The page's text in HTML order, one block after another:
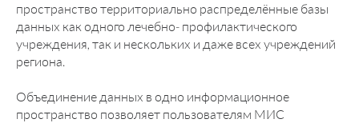
пространство территориально распределённые базы
данных как одного лечебно- профилактического
учреждения, так и нескольких и даже всех учреждений
региона.
Объединение данных в одно информационное
пространство позволяет пользователям МИС